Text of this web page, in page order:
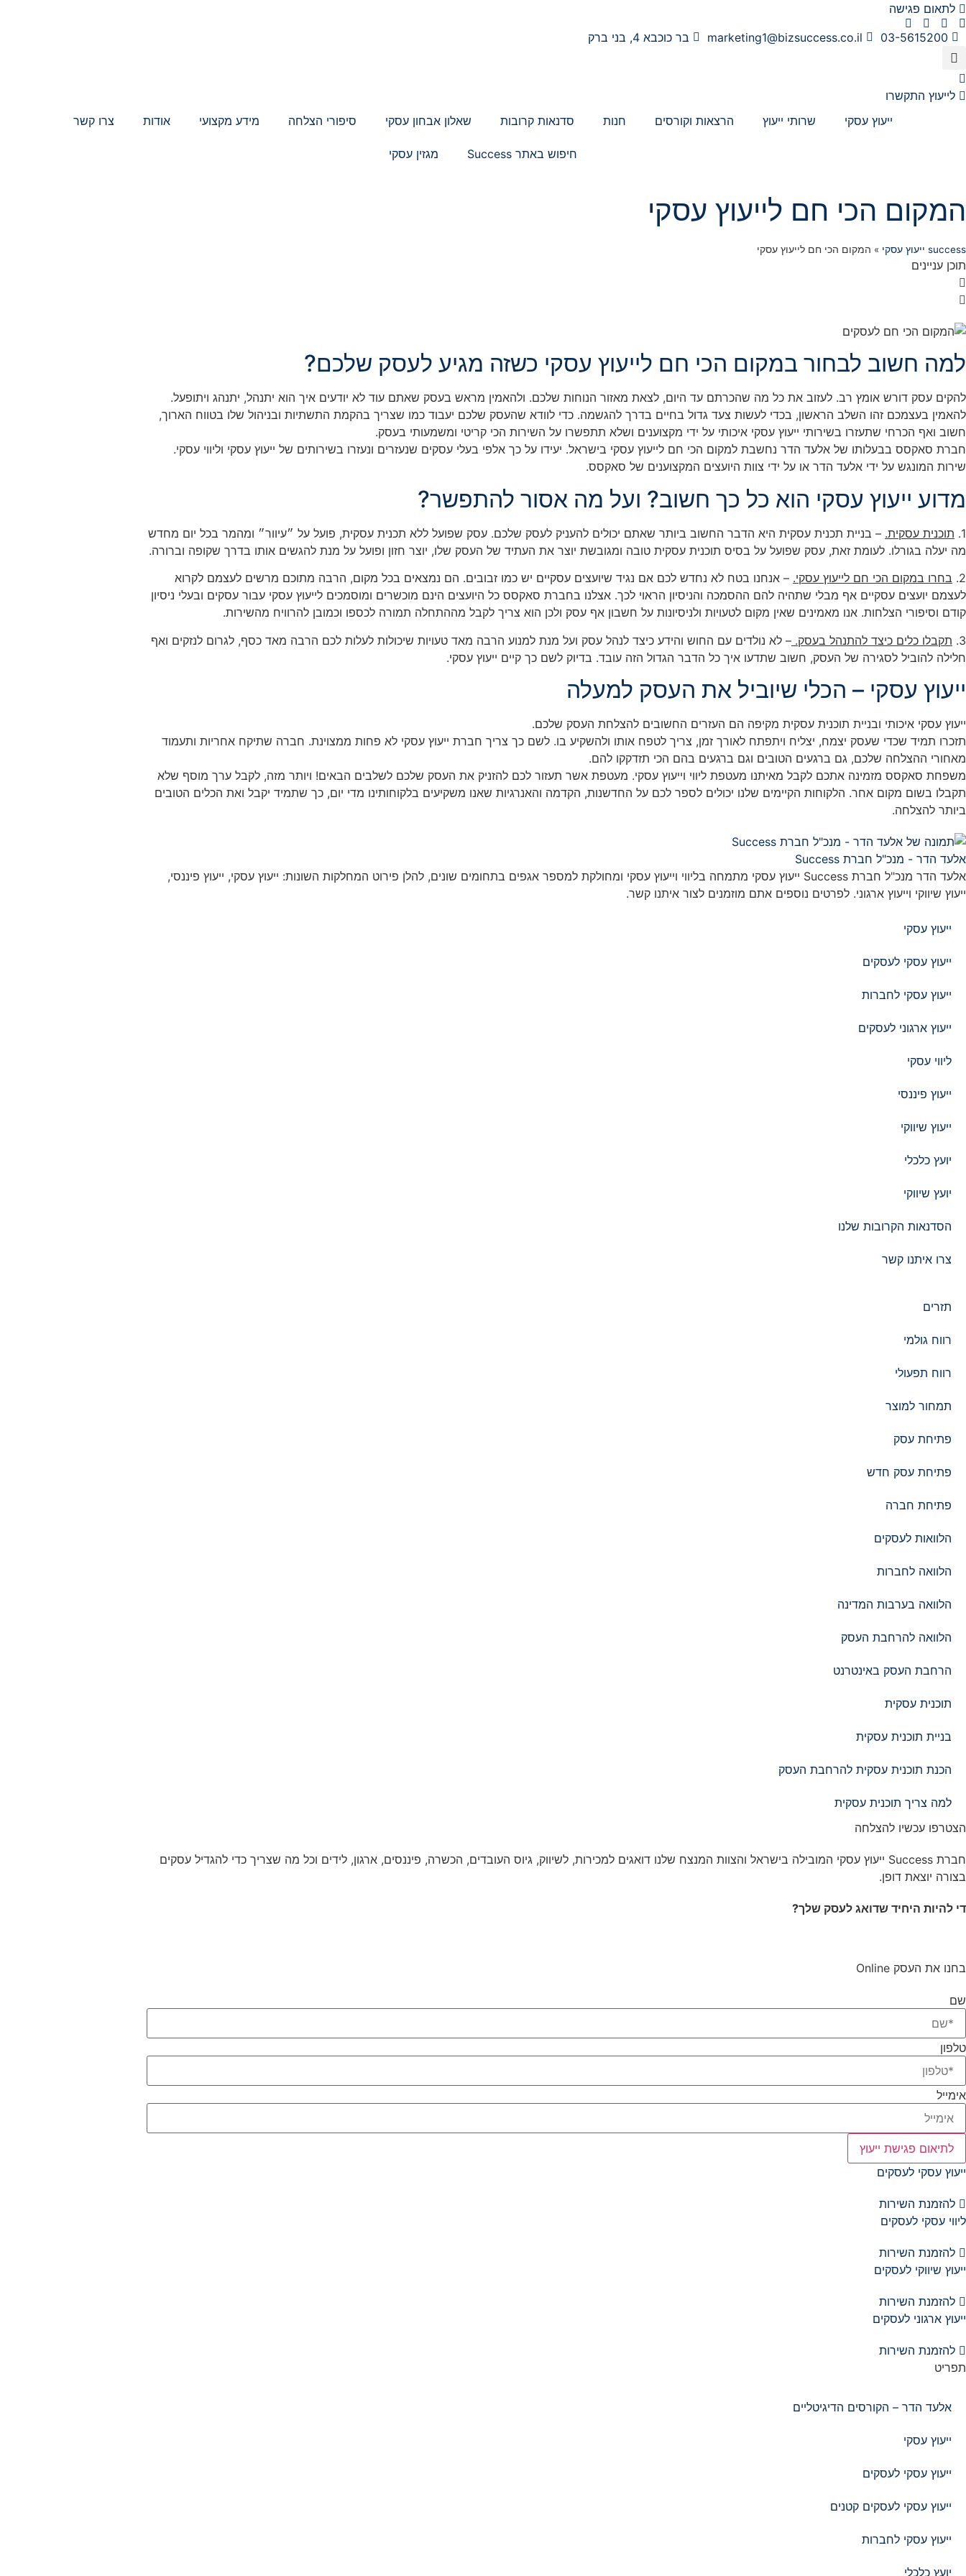
דלג
לתוכן
לתאום פגישה
03-5615200
marketing1@bizsuccess.co.il בר כוכבא 4, בני ברק
לייעוץ התקשרו
ייעוץ עסקי
שרותי ייעוץ הרצאות וקורסים חנות סדנאות קרובות שאלון אבחון עסקי סיפורי הצלחה מידע מקצועי אודות צרו קשר
חיפוש באתר Success מגזין עסקי
המקום הכי חם לייעוץ עסקי
success ייעוץ עסקי » המקום הכי חם לייעוץ עסקי
תוכן עניינים
למה חשוב לבחור במקום הכי חם לייעוץ עסקי כשזה מגיע לעסק שלכם?
להקים עסק דורש אומץ רב. לעזוב את כל מה שהכרתם עד היום, לצאת מאזור הנוחות שלכם. ולהאמין מראש בעסק שאתם עוד לא יודעים איך הוא יתנהל, יתנהג ויתופעל.
להאמין בעצמכם זהו השלב הראשון, בכדי לעשות צעד גדול בחיים בדרך להגשמה. כדי לוודא שהעסק שלכם יעבוד כמו שצריך בהקמת התשתיות ובניהול שלו בטווח הארוך,
חשוב ואף הכרחי שתעזרו בשירותי ייעוץ עסקי איכותי על ידי מקצוענים ושלא תתפשרו על השירות הכי קריטי ומשמעותי בעסק.
חברת סאקסס בבעלותו של אלעד הדר נחשבת למקום הכי חם לייעוץ עסקי בישראל. יעידו על כך אלפי בעלי עסקים שנעזרים ונעזרו בשירותים של ייעוץ עסקי וליווי עסקי.
שירות המונגש על ידי אלעד הדר או על ידי צוות היועצים המקצוענים של סאקסס.
מדוע ייעוץ עסקי הוא כל כך חשוב? ועל מה אסור להתפשר?
1. תוכנית עסקית. – בניית תכנית עסקית היא הדבר החשוב ביותר שאתם יכולים להעניק לעסק שלכם. עסק שפועל ללא תכנית עסקית, פועל על ״עיוור״ ומהמר בכל יום מחדש
מה יעלה בגורלו. לעומת זאת, עסק שפועל על בסיס תוכנית עסקית טובה ומגובשת יוצר את העתיד של העסק שלו, יוצר חזון ופועל על מנת להגשים אותו בדרך שקופה וברורה.
2. בחרו במקום הכי חם לייעוץ עסקי. – אנחנו בטח לא נחדש לכם אם נגיד שיועצים עסקיים יש כמו זבובים. הם נמצאים בכל מקום, הרבה מתוכם מרשים לעצמם לקרוא
לעצמם יועצים עסקיים אף מבלי שתהיה להם ההסמכה והניסיון הראוי לכך. אצלנו בחברת סאקסס כל היועצים הינם מוכשרים ומוסמכים לייעוץ עסקי עבור עסקים ובעלי ניסיון
קודם וסיפורי הצלחות. אנו מאמינים שאין מקום לטעויות ולניסיונות על חשבון אף עסק ולכן הוא צריך לקבל מההתחלה תמורה לכספו וכמובן להרוויח מהשירות.
3. תקבלו כלים כיצד להתנהל בעסק. – לא נולדים עם החוש והידע כיצד לנהל עסק ועל מנת למנוע הרבה מאד טעויות שיכולות לעלות לכם הרבה מאד כסף, לגרום לנזקים ואף
חלילה להוביל לסגירה של העסק, חשוב שתדעו איך כל הדבר הגדול הזה עובד. בדיוק לשם כך קיים ייעוץ עסקי.
ייעוץ עסקי – הכלי שיוביל את העסק למעלה
ייעוץ עסקי איכותי ובניית תוכנית עסקית מקיפה הם העזרים החשובים להצלחת העסק שלכם.
תזכרו תמיד שכדי שעסק יצמח, יצליח ויתפתח לאורך זמן, צריך לטפח אותו ולהשקיע בו. לשם כך צריך חברת ייעוץ עסקי לא פחות ממצוינת. חברה שתיקח אחריות ותעמוד
מאחורי ההצלחה שלכם, גם ברגעים הטובים וגם ברגעים בהם הכי תזדקקו להם.
משפחת סאקסס מזמינה אתכם לקבל מאיתנו מעטפת ליווי וייעוץ עסקי. מעטפת אשר תעזור לכם להזניק את העסק שלכם לשלבים הבאים! ויותר מזה, לקבל ערך מוסף שלא
תקבלו בשום מקום אחר. הלקוחות הקיימים שלנו יכולים לספר לכם על החדשנות, הקדמה והאנרגיות שאנו משקיעים בלקוחותינו מדי יום, כך שתמיד יקבל ואת הכלים הטובים
ביותר להצלחה.
אלעד הדר - מנכ"ל חברת Success
אלעד הדר מנכ"ל חברת Success ייעוץ עסקי מתמחה בליווי וייעוץ עסקי ומחולקת למספר אגפים בתחומים שונים, להלן פירוט המחלקות השונות: ייעוץ עסקי, ייעוץ פיננסי,
ייעוץ שיווקי וייעוץ ארגוני. לפרטים נוספים אתם מוזמנים לצור איתנו קשר.
ייעוץ עסקי
ייעוץ עסקי לעסקים
ייעוץ עסקי לחברות
ייעוץ ארגוני לעסקים
ליווי עסקי
ייעוץ פיננסי
ייעוץ שיווקי
יועץ כלכלי
יועץ שיווקי
הסדנאות הקרובות שלנו
צרו איתנו קשר
תזרים
רווח גולמי
רווח תפעולי
תמחור למוצר
פתיחת עסק
פתיחת עסק חדש
פתיחת חברה
הלוואות לעסקים​
הלוואה לחברות
הלוואה בערבות המדינה
הלוואה להרחבת העסק
הרחבת העסק באינטרנט
תוכנית עסקית
בניית תוכנית עסקית
הכנת תוכנית עסקית להרחבת העסק
למה צריך תוכנית עסקית
הצטרפו עכשיו להצלחה
חברת Success ייעוץ עסקי המובילה בישראל והצוות המנצח שלנו דואגים למכירות, לשיווק, גיוס העובדים, הכשרה, פיננסים, ארגון, לידים וכל מה שצריך כדי להגדיל עסקים
בצורה יוצאת דופן.
די להיות היחיד שדואג לעסק שלך?
בחנו את העסק Online
שם
טלפון
אימייל
לתיאום פגישת ייעוץ
ייעוץ עסקי לעסקים
להזמנת השירות
ליווי עסקי לעסקים
להזמנת השירות
ייעוץ שיווקי לעסקים
להזמנת השירות
ייעוץ ארגוני לעסקים
להזמנת השירות
תפריט
אלעד הדר – הקורסים הדיגיטליים
ייעוץ עסקי
ייעוץ עסקי לעסקים
ייעוץ עסקי לעסקים קטנים
ייעוץ עסקי לחברות
יועץ כלכלי